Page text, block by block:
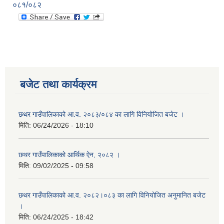
०८१/०८२
बजेट तथा कार्यक्रम
छथर गाउँपालिकाको आ.व. २०८३/०८४ का लागि विनियोजित बजेट ।
मिति: 06/24/2026 - 18:10
छथर गाउँपालिकाको आर्थिक ऐन, २०८२ ।
मिति: 09/02/2025 - 09:58
छथर गाउँपालिकाको आ.व. २०८२।०८३ का लागि विनियोजित अनुमानित बजेट
।
मिति: 06/24/2025 - 18:42